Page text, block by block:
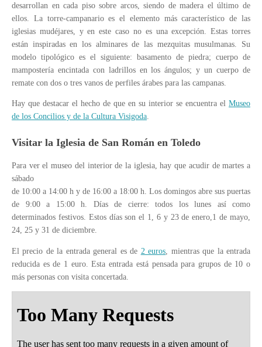
desarrollan en cada piso sobre arcos, siendo de madera el último de
ellos. La torre-campanario es el elemento más característico de las
iglesias mudéjares, y en este caso no es una excepción. Estas torres
están inspiradas en los alminares de las mezquitas musulmanas. Su
modelo tipológico es el siguiente: basamento de piedra; cuerpo de
mampostería encintada con ladrillos en los ángulos; y un cuerpo de
remate con dos o tres vanos de perfiles árabes para las campanas.
Hay que destacar el hecho de que en su interior se encuentra el Museo
de los Concilios y de la Cultura Visigoda.
Visitar la Iglesia de San Román en Toledo
Para ver el museo del interior de la iglesia, hay que acudir de martes a
sábado
de 10:00 a 14:00 h y de 16:00 a 18:00 h. Los domingos abre sus puertas
de 9:00 a 15:00 h. Días de cierre: todos los lunes así como
determinados festivos. Estos días son el 1, 6 y 23 de enero,1 de mayo,
24, 25 y 31 de diciembre.
El precio de la entrada general es de 2 euros , mientras que la entrada
reducida es de 1 euro. Esta entrada está pensada para grupos de 10 o
más personas con visita concertada.